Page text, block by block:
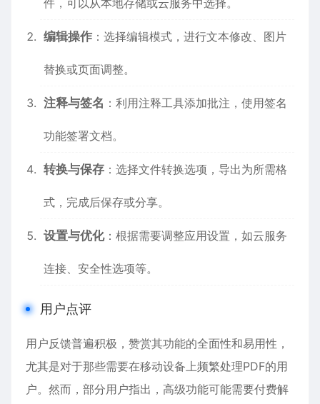
件，可以从本地存储或云服务中选择。
编辑操作 ：选择编辑模式，进行文本修改、图片
替换或页面调整。
注释与签名 ：利用注释工具添加批注，使用签名
功能签署文档。
转换与保存 ：选择文件转换选项，导出为所需格
式，完成后保存或分享。
设置与优化：根据需要调整应用设置，如云服务
连接、安全性选项等。
用户点评
用户反馈普遍积极，赞赏其功能的全面性和易用性，
尤其是对于那些需要在移动设备上频繁处理PDF的用
户。然而，部分用户指出，高级功能可能需要付费解